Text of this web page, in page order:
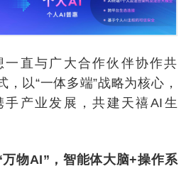
直与广大合作伙伴协作共
以“一体多端”战略为核心，
产业发展，共建天禧AI生
物AI”，智能体大脑+操作系